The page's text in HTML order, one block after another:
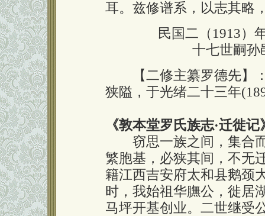
耳。兹修谱系，以志其略
民国二（1913）
十七世嗣孙
【二修主纂罗德先】：
狭隘，于光绪二十三年
《敦本堂罗氏族志·迁徙记
窃思一族之间，集合而
繁胞基，必狭其间，不无
籍江西吉安府太和县鹅颈
时，我始祖华膴公，徙居
马坪开基创业。二世继受